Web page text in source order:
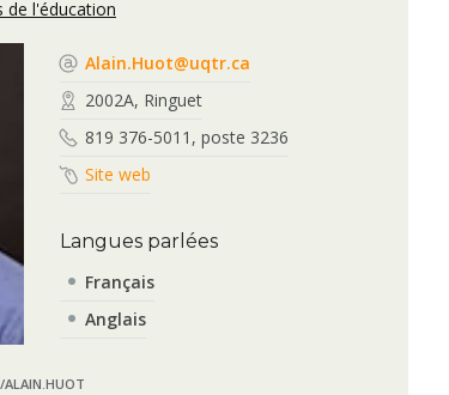
de l'éducation
Alain.Huot@uqtr.ca
2002A, Ringuet
819 376-5011, poste 3236
Site web
Langues parlées
Français
Anglais
ALAIN.HUOT